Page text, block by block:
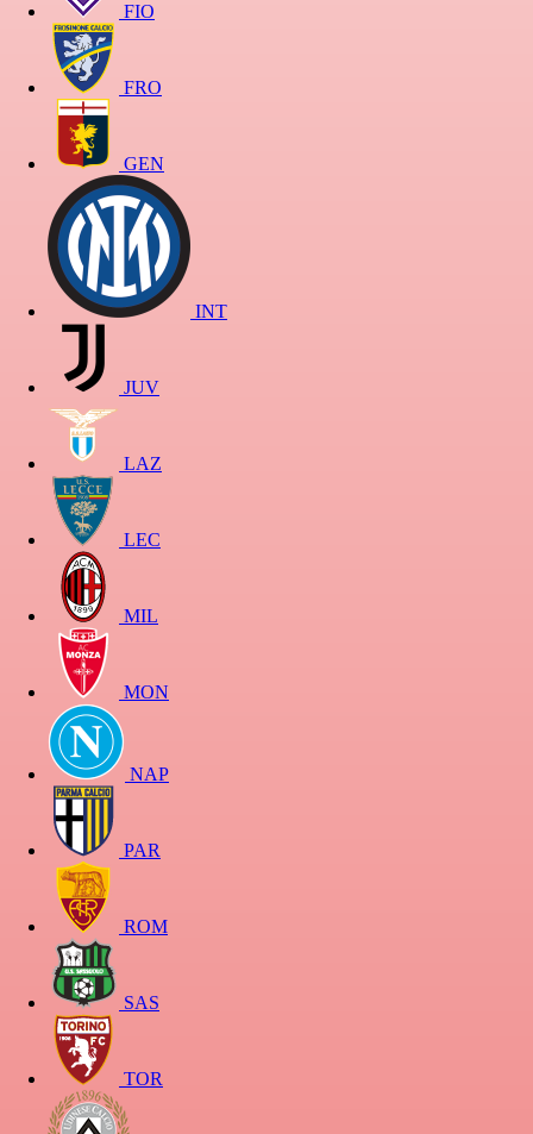
FIO
FRO
GEN
INT
JUV
LAZ
LEC
MIL
MON
NAP
PAR
ROM
SAS
TOR